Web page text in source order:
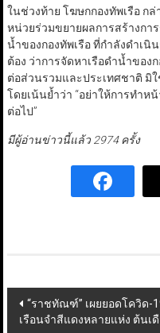
ในช่วงท้าย โฆษกกองทัพเรือ ก
หน่วยร่วมขยายผลการสร้างกา
น้ำของกองทัพเรือ ที่กำลังดำเนิ
ต้อง ว่าการจัดหาเรือดำน้ำของ
ต่อส่วนรวมและประเทศชาติ มิ
โดยเน้นย้ำว่า “อย่าให้การทำห
ต่อไป”
มีผู้อ่านข่าวนี้แล้ว 2974 ครั้ง
Post
“ราชทัณฑ์” เผยยอดโควิด-
เรือนจำสีแดงหลายแห่ง ต้นเ